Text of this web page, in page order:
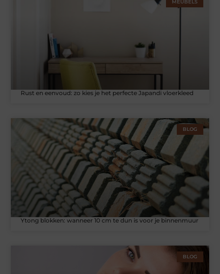
MEUBELS
Rust en eenvoud: zo kies je het perfecte Japandi vloerkleed
BLOG
Ytong blokken: wanneer 10 cm te dun is voor je binnenmuur
BLOG